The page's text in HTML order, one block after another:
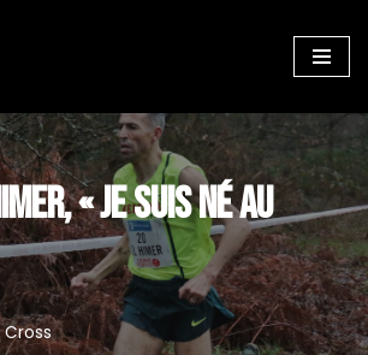
« JE SUIS NÉ AU
Cross